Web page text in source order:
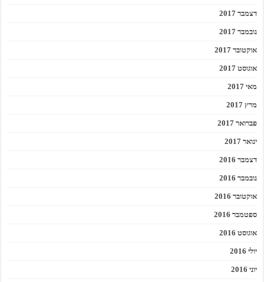
דצמבר 2017
נובמבר 2017
אוקטובר 2017
אוגוסט 2017
מאי 2017
מרץ 2017
פברואר 2017
ינואר 2017
דצמבר 2016
נובמבר 2016
אוקטובר 2016
ספטמבר 2016
אוגוסט 2016
יולי 2016
יוני 2016